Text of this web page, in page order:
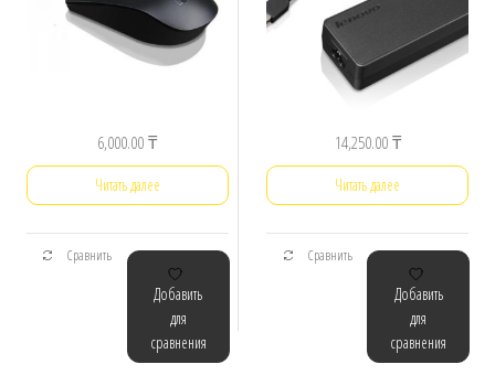
6,000.00₸
Читать далее
Сравнить
Добавить
для
сравнения
14,250.00₸
Читать далее
Сравнить
Добавить
для
сравнения